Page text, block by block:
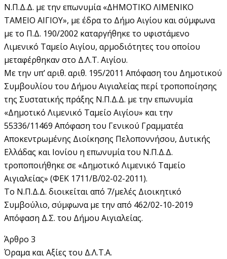
Ν.Π.Δ.Δ. με την επωνυμία «ΔΗΜΟΤΙΚΟ ΛΙΜΕΝΙΚΟ
ΤΑΜΕΙΟ ΑΙΓΙΟΥ», με έδρα το Δήμο Αιγίου και σύμφωνα
με το Π.Δ. 190/2002 καταργήθηκε το υφιστάμενο
Λιμενικό Ταμείο Αιγίου, αρμοδιότητες του οποίου
μεταφέρθηκαν στο Δ.Λ.Τ. Αιγίου.
Με την υπ’ αριθ. αριθ. 195/2011 Απόφαση του Δημοτικού
Συμβουλίου του Δήμου Αιγιαλείας περί τροποποίησης
της Συστατικής πράξης Ν.Π.Δ.Δ. με την επωνυμία
«Δημοτικό Λιμενικό Ταμείο Αιγίου» και την
55336/11469 Απόφαση του Γενικού Γραμματέα
Αποκεντρωμένης Διοίκησης Πελοποννήσου, Δυτικής
Ελλάδας και Ιονίου η επωνυμία του Ν.Π.Δ.Δ.
τροποποιήθηκε σε «Δημοτικό Λιμενικό Ταμείο
Αιγιαλείας» (ΦΕΚ 1711/Β΄/02-02-2011).
Το Ν.Π.Δ.Δ. διοικείται από 7/μελές Διοικητικό
Συμβούλιο, σύμφωνα με την από 462/02-10-2019
Απόφαση Δ.Σ. του Δήμου Αιγιαλείας.
Άρθρο 3
Όραμα και Αξίες του Δ.Λ.Τ.Α.